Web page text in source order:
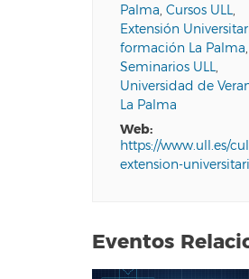
Palma, Cursos ULL,
Extensión
formación La Palma,
Seminarios ULL,
Universidad de
La Palma
web:
https://www.ull.es/
extension-
Eventos